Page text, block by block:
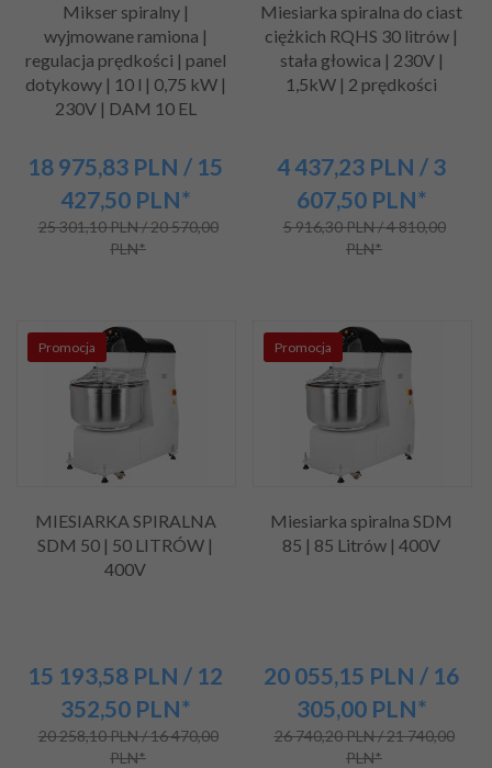
Mikser spiralny |
wyjmowane ramiona |
regulacja prędkości | panel
dotykowy | 10 l | 0,75 kW |
230V | DAM 10 EL
18 975,83 PLN / 15
427,50 PLN*
25 301,10 PLN / 20 570,00
PLN*
Miesiarka spiralna do ciast
ciężkich RQHS 30 litrów |
stała głowica | 230V |
1,5kW | 2 prędkości
4 437,23 PLN / 3
607,50 PLN*
5 916,30 PLN / 4 810,00
PLN*
Promocja
MIESIARKA SPIRALNA
SDM 50 | 50 LITRÓW |
400V
15 193,58 PLN / 12
352,50 PLN*
20 258,10 PLN / 16 470,00
PLN*
Promocja
Miesiarka spiralna SDM
85 | 85 Litrów | 400V
20 055,15 PLN / 16
305,00 PLN*
26 740,20 PLN / 21 740,00
PLN*